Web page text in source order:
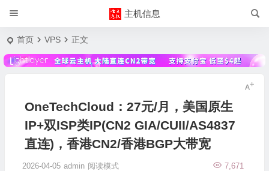
主机信息
首页 VPS 正文
OneTechCloud：27元/月，美国原生
IP+双ISP类IP(CN2 GIA/CUII/AS4837
直连)，香港CN2/香港BGP大带宽
2026-04-05 admin 7,671
阅读模式